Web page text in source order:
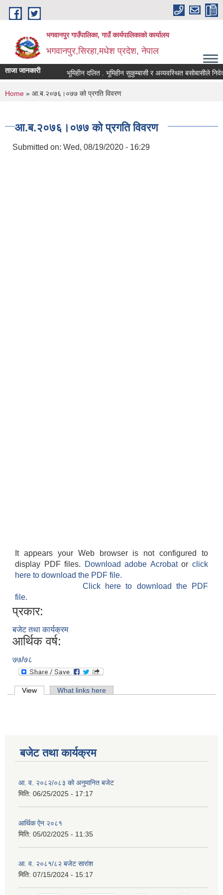
Skip to main content
भगवानपुर गाउँपालिका, गाउँ कार्यपालिकाको कार्यालय
भगवानपुर,सिरहा,मधेश प्रदेश, नेपाल
ताजा जानकारी भूमिहीन दलित . भूमिहीन सुकुम्बासी र अव्यवस्थित बसोबासीले निवेदन
You are here
Home » आ.ब.२०७६।०७७ को प्रगति विवरण
आ.ब.२०७६।०७७ को प्रगति विवरण
Submitted on: Wed, 08/19/2020 - 16:29
It appears your Web browser is not configured to
display PDF files.
Download adobe Acrobatorclick
here to download the PDF file.
Click here to download the PDF
file.
प्रकार:
बजेट तथा कार्यक्रम
आर्थिक वर्ष:
७७/७८
Primary tabs
View (active tab)What links here
बजेट तथा कार्यक्रम
आ. व. २०८२/०८३ को अनुमानित बजेट
मिति: 06/25/2025 - 17:17
आर्थिक ऐन २०८१
मिति: 05/02/2025 - 11:35
आ. व. २०८१/८२ बजेट सारांश
मिति: 07/15/2024 - 15:17